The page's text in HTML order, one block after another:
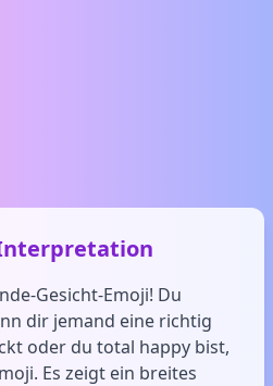
Gesicht-Emoji! Du
dir jemand eine richtig
oder du total happy bist,
Es zeigt ein breites